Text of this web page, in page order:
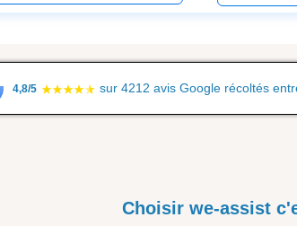
4,8/5 sur 4212 avis Google récoltés
Choisir we-assist